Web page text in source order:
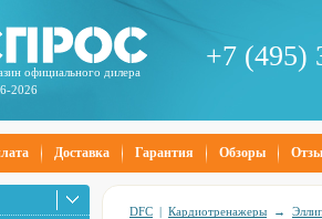
официального дилера
2026
+7 (495)
Доставка Гарантия Обзоры
DFC | Кардиотренажеры →